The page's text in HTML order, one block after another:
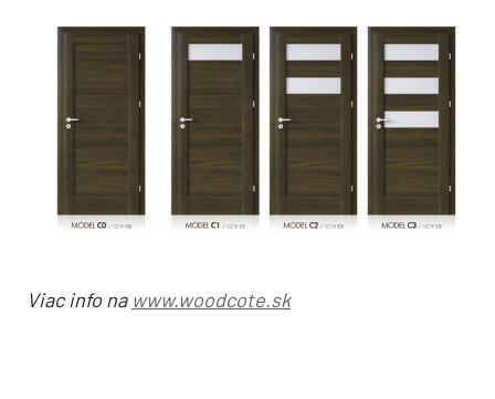
Viac info na www.woodcote.sk